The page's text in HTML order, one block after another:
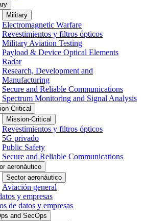
Military
Electromagnetic Warfare
Revestimientos y filtros ópticos
Military Aviation Testing
Payload & Device Optical Elements
Radar
Research, Development and
Manufacturing
Secure and Reliable Communications
Spectrum Monitoring and Signal Analysis
Critical
Mission-Critical
Revestimientos y filtros ópticos
5G privado
Public Safety
Secure and Reliable Communications
aeronáutico
Sector aeronáutico
Aviación general
y empresas
de datos y empresas
and SecOps